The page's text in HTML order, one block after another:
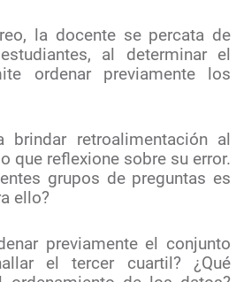
la docente se percata de
al determinar el
ordenar previamente los
brindar retroalimentación al
que reflexione sobre su error.
grupos de preguntas es
ello?
previamente el conjunto
el tercer cuartil? ¿Qué